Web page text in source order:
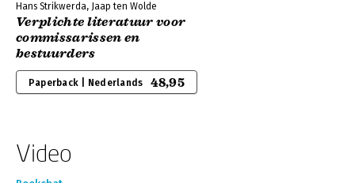
Hans Strikwerda, Jaap ten Wolde
Verplichte literatuur voor
commissarissen en
bestuurders
Paperback | Nederlands 48,95
Video